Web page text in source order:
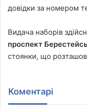
довідки за номером
Видача наборів
проспект
стоянки, що
Коментарі